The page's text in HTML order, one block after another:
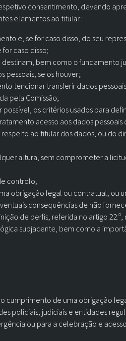
consentimento, devendo
elementos ao titular:
e, se for caso disso, do seu
caso disso;
bem como o fundamento
pessoais, se os houver;
tencionar transferir dados
pela Comissão;
os critérios usados para
acesso aos dados
ao titular dos dados, ou do
altura, sem comprometer a
controlo;
obrigação legal ou contratual,
consequências de não
de perfis, referida no artigo
subjacente, bem como a
cumprimento de uma obrigação
policiais, judiciais e entidades
ou para a celebração e